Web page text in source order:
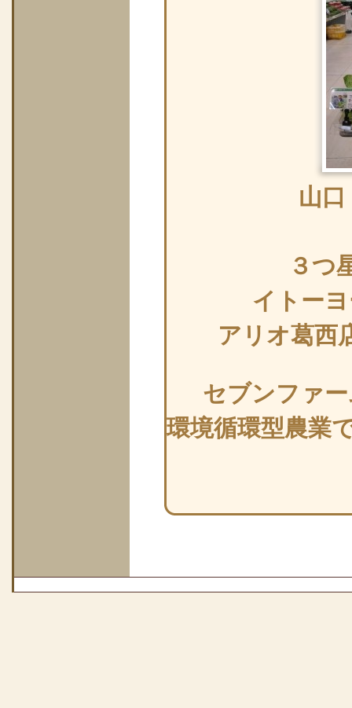
山
３つ
イトー
アリオ葛西
セブンファ
環境循環型農業